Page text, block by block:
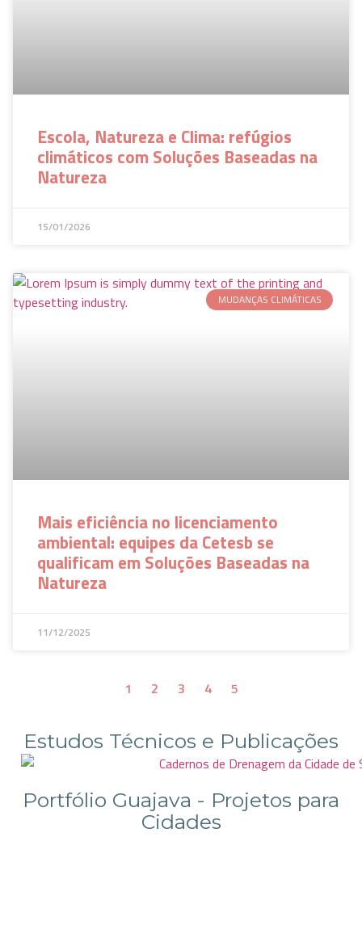
Escola, Natureza e Clima: refúgios
climáticos com Soluções Baseadas na
Natureza
15/01/2026
MUDANÇAS CLIMÁTICAS
Mais eficiência no licenciamento
ambiental: equipes da Cetesb se
qualificam em Soluções Baseadas na
Natureza
11/12/2025
1 2 3 4 5
Estudos Técnicos e Publicações
Portfólio Guajava - Projetos para
Cidades